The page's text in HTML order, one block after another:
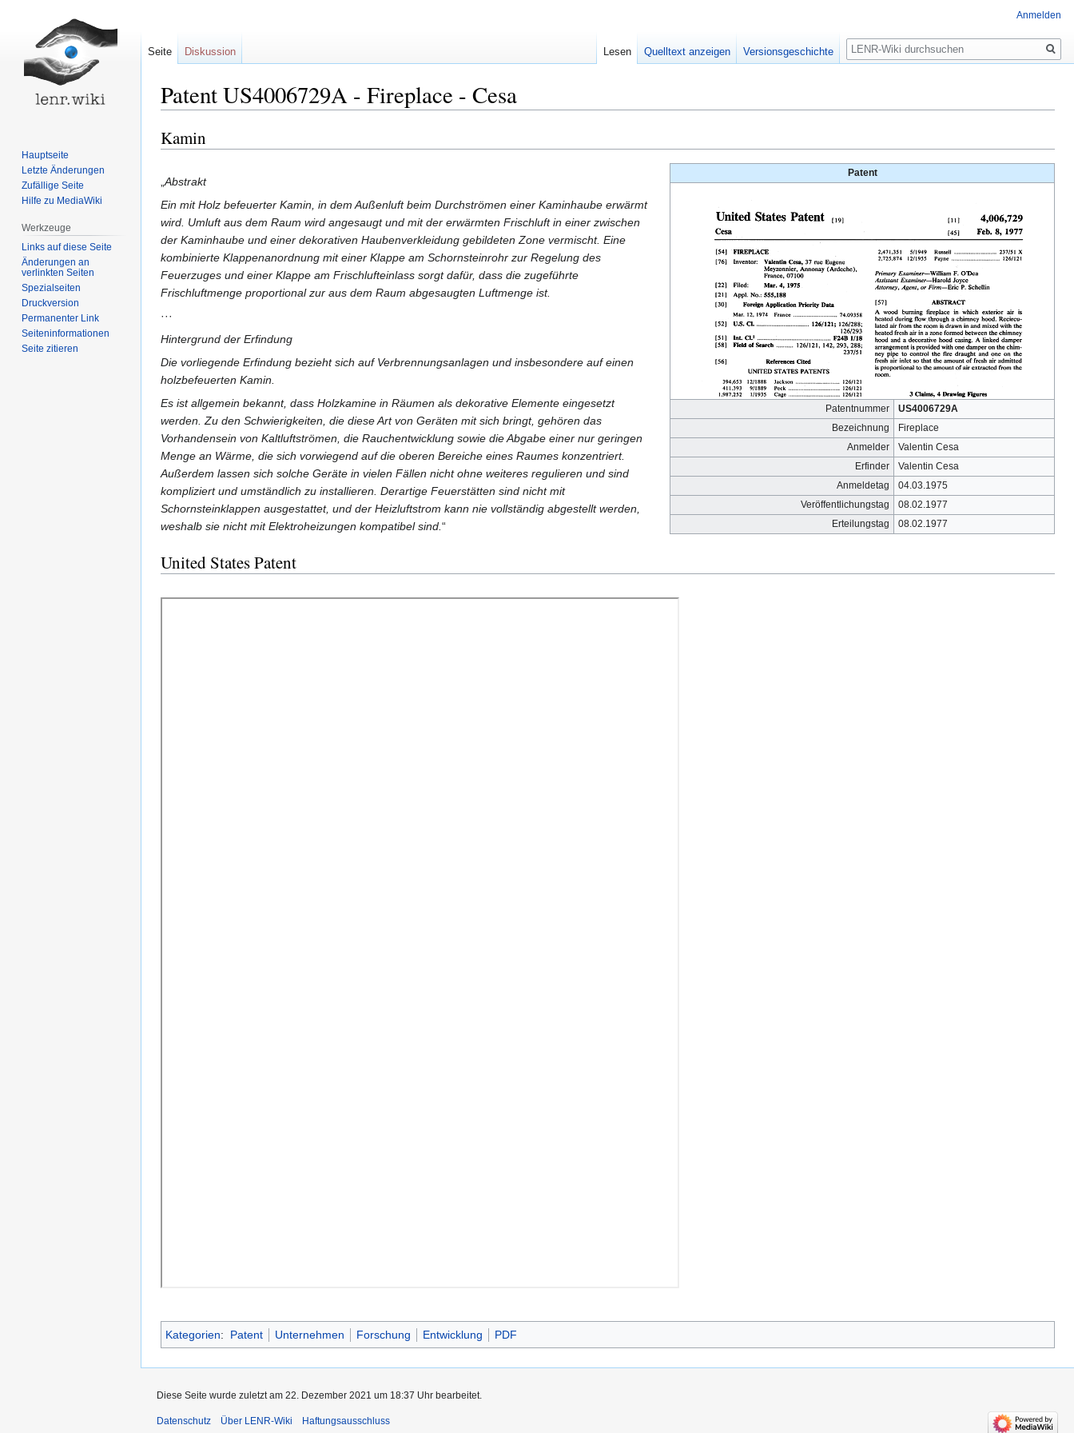
Patent US4006729A - Fireplace - Cesa
Zur
Navigation
Zur
Suche
Kamin
Patent
Patentnummer
US4006729A
Bezeichnung
Fireplace
Anmelder
Valentin Cesa
Erfinder
Valentin Cesa
Anmeldetag
04.03.1975
Veröffentlichungstag
08.02.1977
Erteilungstag
08.02.1977
Abstrakt
Ein mit Holz befeuerter Kamin, in dem Außenluft beim Durchströmen einer Kaminhaube erwärmt
wird. Umluft aus dem Raum wird angesaugt und mit der erwärmten Frischluft in einer zwischen
der Kaminhaube und einer dekorativen Haubenverkleidung gebildeten Zone vermischt. Eine
kombinierte Klappenanordnung mit einer Klappe am Schornsteinrohr zur Regelung des
Feuerzuges und einer Klappe am Frischlufteinlass sorgt dafür, dass die zugeführte
Frischluftmenge proportional zur aus dem Raum abgesaugten Luftmenge ist.
···
Hintergrund der Erfindung
Die vorliegende Erfindung bezieht sich auf Verbrennungsanlagen und insbesondere auf einen
holzbefeuerten Kamin.
Es ist allgemein bekannt, dass Holzkamine in Räumen als dekorative Elemente eingesetzt
werden. Zu den Schwierigkeiten, die diese Art von Geräten mit sich bringt, gehören das
Vorhandensein von Kaltluftströmen, die Rauchentwicklung sowie die Abgabe einer nur geringen
Menge an Wärme, die sich vorwiegend auf die oberen Bereiche eines Raumes konzentriert.
Außerdem lassen sich solche Geräte in vielen Fällen nicht ohne weiteres regulieren und sind
kompliziert und umständlich zu installieren. Derartige Feuerstätten sind nicht mit
Schornsteinklappen ausgestattet, und der Heizluftstrom kann nie vollständig abgestellt werden,
weshalb sie nicht mit Elektroheizungen kompatibel sind. “
United States Patent
Kategorien: Patent Unternehmen Forschung Entwicklung PDF
Anmelden
Seite Diskussion Lesen Quelltext anzeigen Versionsgeschichte
Suche
Hauptseite
Letzte Änderungen
Zufällige Seite
Hilfe zu MediaWiki
Werkzeuge
Links auf diese Seite
Änderungen an
verlinkten Seiten
Spezialseiten
Druckversion
Permanenter Link
Seiten­informationen
Seite zitieren
Diese Seite wurde zuletzt am 22. Dezember 2021 um 18:37 Uhr bearbeitet.
Datenschutz Über LENR-Wiki Haftungsausschluss